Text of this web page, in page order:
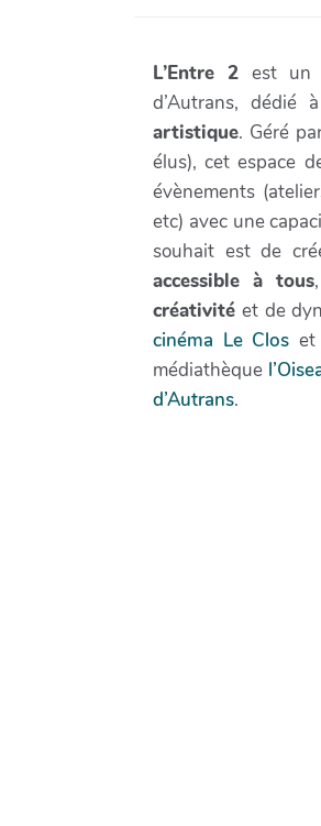
L’Entre 2 est un
d’Autrans, dédié
artistique. Géré
élus), cet espace
évènements
etc) avec une
souhait est de
accessible à tous
créativité et de
cinéma Le Clos et
médiathèque
d’Autrans.